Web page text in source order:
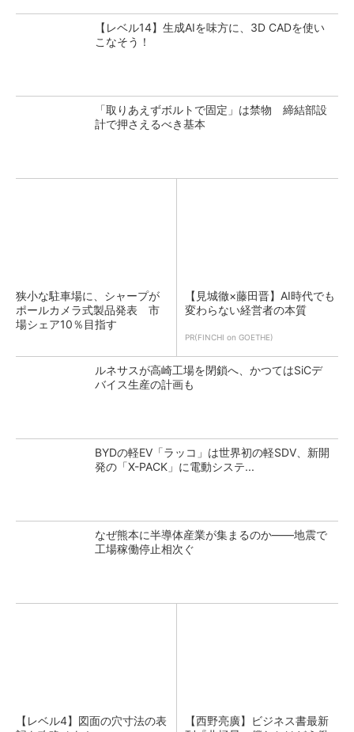
【レベル14】生成AIを味方に、3D CADを使い
こなそう！
「取りあえずボルトで固定」は禁物 締結部設
計で押さえるべき基本
狭小な駐車場に、シャープが
ポールカメラ式製品発表 市
場シェア10％目指す
【見城徹×藤田晋】AI時代でも
変わらない経営者の本質
PR(FINCHI on GOETHE)
ルネサスが高崎工場を閉鎖へ、かつてはSiCデ
バイス生産の計画も
BYDの軽EV「ラッコ」は世界初の軽SDV、新開
発の「X-PACK」に電動システ...
なぜ熊本に半導体産業が集まるのか――地震で
工場稼働停止相次ぐ
【レベル4】図面の穴寸法の表
【西野亮廣】ビジネス書最新